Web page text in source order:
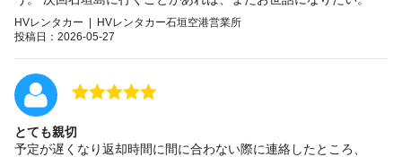
HVレンタカー | HVレンタカー石垣空港営業所
投稿日：2026-05-27
とても親切
予定が遅くなり返却時間に間に合わない際に連絡したところ、